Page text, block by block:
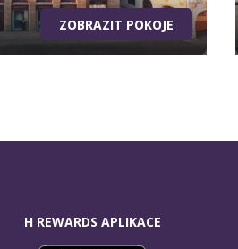
ZOBRAZIT POKOJE
H REWARDS APLIKACE